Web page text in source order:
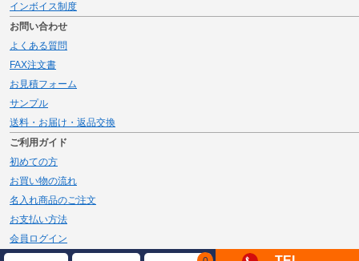
インボイス制度
お問い合わせ
よくある質問
FAX注文書
お見積フォーム
サンプル
送料・お届け・返品交換
ご利用ガイド
初めての方
お買い物の流れ
名入れ商品のご注文
お支払い方法
会員ログイン
メルマガ登録